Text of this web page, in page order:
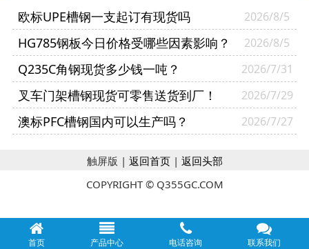
首页 产品中心 电话咨询 联系我们
欧标UPE槽钢一支起订有现货吗
2026/8/5
HG785钢板今日价格受哪些因素影响？ 2026/8/5
Q235C角钢现货多少钱一吨？ 2026/7/31
叉车门架槽钢现货可零售送货到厂！ 2026/7/29
澳标PFC槽钢国内可以生产吗？ 2026/7/27
触屏版 | 返回首页| 返回头部
COPYRIGHT © Q355GC.COM